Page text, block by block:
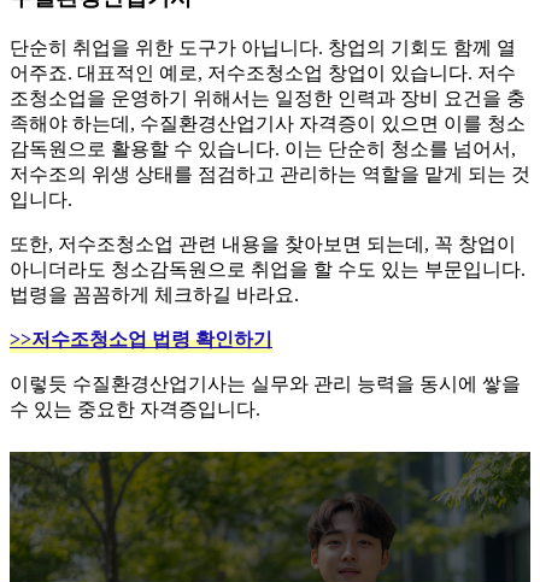
단순히 취업을 위한 도구가 아닙니다. 창업의 기회도 함께 열
어주죠. 대표적인 예로, 저수조청소업 창업이 있습니다. 저수
조청소업을 운영하기 위해서는 일정한 인력과 장비 요건을 충
족해야 하는데, 수질환경산업기사 자격증이 있으면 이를 청소
감독원으로 활용할 수 있습니다. 이는 단순히 청소를 넘어서,
저수조의 위생 상태를 점검하고 관리하는 역할을 맡게 되는 것
입니다.
​또한, 저수조청소업 관련 내용을 찾아보면 되는데, 꼭 창업이
아니더라도 청소감독원으로 취업을 할 수도 있는 부문입니다.
법령을 꼼꼼하게 체크하길 바라요.
>>저수조청소업 법령 확인하기
​이렇듯 수질환경산업기사는 실무와 관리 능력을 동시에 쌓을
수 있는 중요한 자격증입니다.